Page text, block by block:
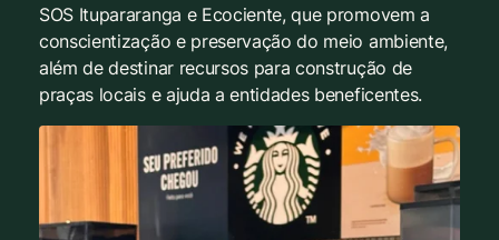
SOS Itupararanga e Ecociente, que promovem a
conscientização e preservação do meio ambiente,
além de destinar recursos para construção de
praças locais e ajuda a entidades beneficentes.